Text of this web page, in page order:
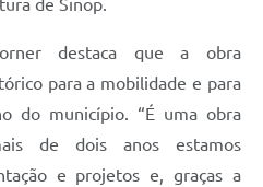
de Sinop.
destaca que a obra
para a mobilidade e para
do município. “É uma obra
de dois anos estamos
e projetos e, graças a